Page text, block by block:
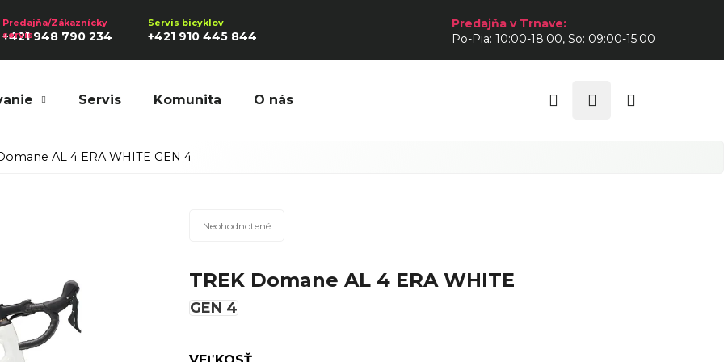
+421 948 790 234 +421 910 445 844
Predajňa v Trnave:
Po-Pia: 10:00-18:00, So: 09:00-15:00
Servis Komunita O nás Hľadať Prihlásenie
AL 4 ERA WHITE GEN 4
Priemerné
je
z
hviezdičiek.
Neohodnotené
TREK Domane AL 4 ERA WHITE
GEN 4